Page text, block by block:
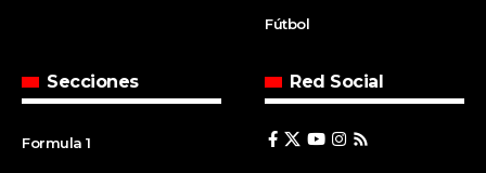
Fútbol
Secciones
Formula 1
Red Social